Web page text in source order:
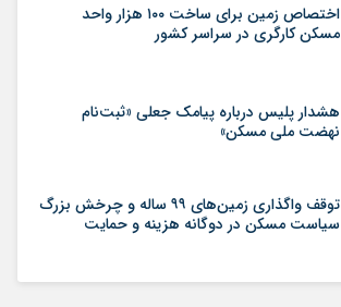
اختصاص زمین برای ساخت ۱۰۰ هزار واحد
مسکن کارگری در سراسر کشور
هشدار پلیس درباره پیامک جعلی «ثبت‌نام
نهضت ملی مسکن»
توقف واگذاری زمین‌های ۹۹ ساله و چرخش بزرگ
سیاست مسکن در دوگانه هزینه و حمایت